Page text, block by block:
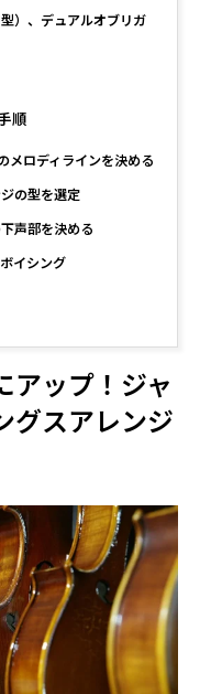
）、デュアルオブリガ
順
メロディラインを決める
の型を選定
声部を決める
イシング
アップ！ジャ
グスアレンジ